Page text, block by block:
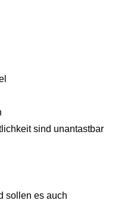
sind unantastbar
sollen es auch